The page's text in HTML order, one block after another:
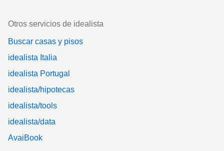
Otros servicios de idealista
Buscar casas y pisos
idealista Italia
idealista Portugal
idealista/hipotecas
idealista/tools
idealista/data
AvaiBook